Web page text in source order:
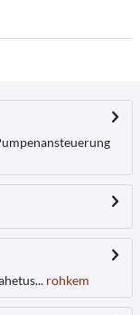
rohkem